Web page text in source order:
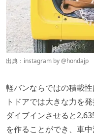
出典：instagram by @hondajp
軽バンならではの積載
トドアでは大きな力を
ダイブインさせると
を作ることができ、車